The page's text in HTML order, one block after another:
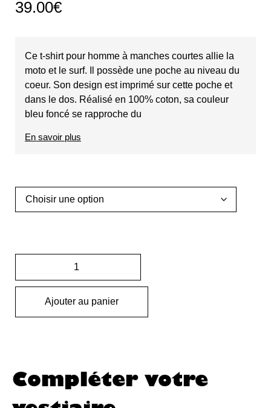
39.00€
Ce t-shirt pour homme à manches courtes allie la
moto et le surf. Il possède une poche au niveau du
coeur. Son design est imprimé sur cette poche et
dans le dos. Réalisé en 100% coton, sa couleur
bleu foncé se rapproche du
En savoir plus
Ajouter au panier
Compléter votre